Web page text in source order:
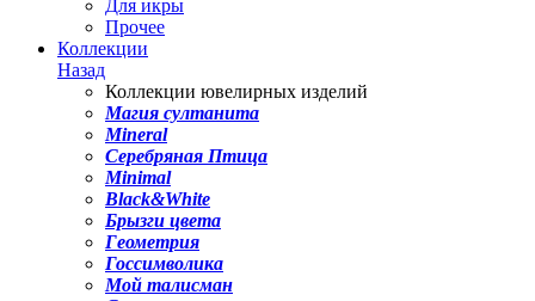
Для икры
Прочее
Коллекции
Назад
Коллекции ювелирных изделий
Магия султанита
Mineral
Серебряная Птица
Minimal
Black&White
Брызги цвета
Геометрия
Госсимволика
Мой талисман